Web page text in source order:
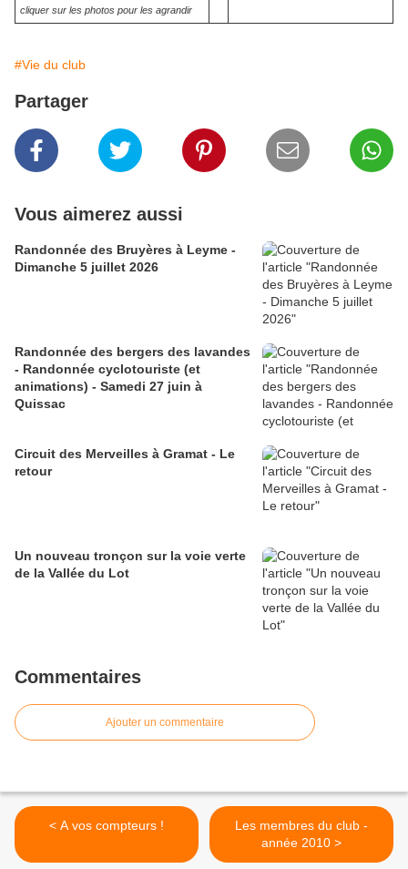
cliquer sur les photos pour les agrandir
#Vie du club
Partager
Vous aimerez aussi
Randonnée des Bruyères à Leyme -
Dimanche 5 juillet 2026
Randonnée des bergers des lavandes
- Randonnée cyclotouriste (et
animations) - Samedi 27 juin à
Quissac
Circuit des Merveilles à Gramat - Le
retour
Un nouveau tronçon sur la voie verte
de la Vallée du Lot
Commentaires
Ajouter un commentaire
< A vos compteurs !
Les membres du club -
année 2010 >